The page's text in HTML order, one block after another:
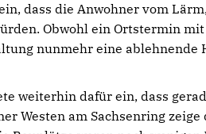
dass die Anwohner vom
Obwohl ein Ortstermin
nunmehr eine ablehnende
weiterhin dafür ein, dass
Westen am Sachsenring